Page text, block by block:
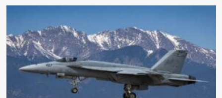
Harga
Turun
5%
Usai
AS
Tunda
Serangan